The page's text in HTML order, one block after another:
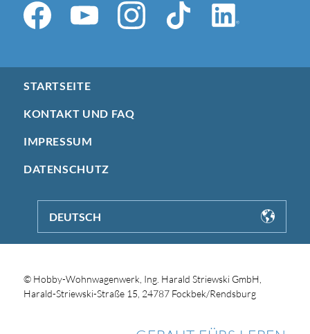
STARTSEITE
KONTAKT UND FAQ
IMPRESSUM
DATENSCHUTZ
DEUTSCH
© Hobby-Wohnwagenwerk, Ing. Harald Striewski GmbH,
Harald-Striewski-Straße 15, 24787 Fockbek/Rendsburg